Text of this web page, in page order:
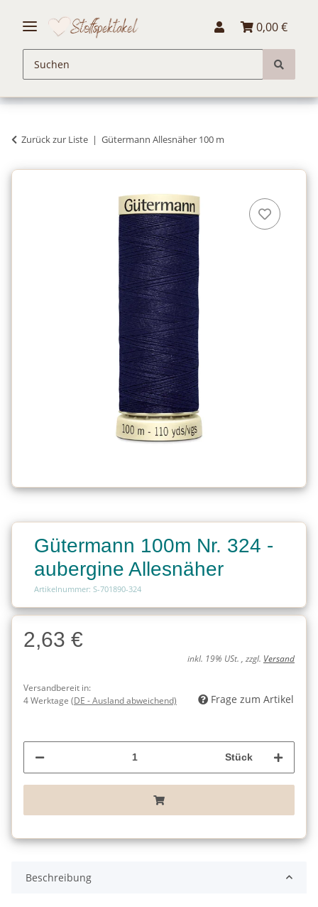
0,00 €
Zurück zur Liste Gütermann Allesnäher 100 m
Gütermann 100m Nr. 324 -
aubergine Allesnäher
Artikelnummer: S-701890-324
2,63 €
inkl. 19% USt. , zzgl. Versand
Versandbereit in:
4 Werktage (DE - Ausland abweichend) Frage zum Artikel
Stück
Beschreibung